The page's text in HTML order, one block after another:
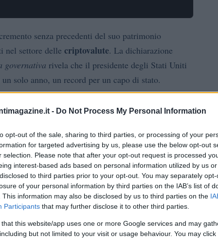
- Do Not Process My Personal Information
opt-out of the sale, sharing to third parties, or processing of your
for targeted advertising by us, please use the below opt-out
selection. Please note that after your opt-out request is processed
interest-based ads based on personal information utilized by us
to third parties prior to your opt-out. You may separately
of your personal information by third parties on the IAB’s list of
This information may also be disclosed by us to third parties on the
Participants that may further disclose it to other third parties.
that this website/app uses one or more Google services and may
but not limited to your visit or usage behaviour. You may
senza precedenti del suo patrimonio
nel settore delle criptovalute. La dichiarazione
governativa rivela che il presidente degli Stati Uniti
solo anno, un record per un capo di stato.
che tutti i presidenti e i funzionari governativi
suoi predecessori, come Joe Biden e Barack
poche pagine, Trump ha dettagliato un portafoglio
e accordi multimilionari
proviene dal settore delle criptovalute. Il presidente
legate a una
di dollari sono arrivati dalla vendita di